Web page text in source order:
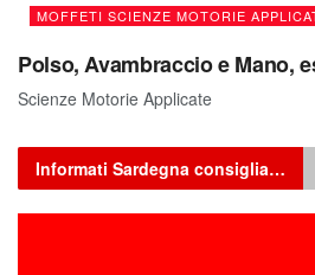
MOFFETI SCIENZE MOTORIE
Polso, Avambraccio e Mano,
Scienze Motorie Applicate
Informati Sardegna consiglia…